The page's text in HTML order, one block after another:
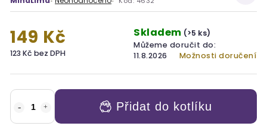
149 Kč
123 Kč bez DPH
Skladem (>5 ks)
Můžeme doručit do:
11.8.2026
Možnosti doručení
Přidat do kotlíku